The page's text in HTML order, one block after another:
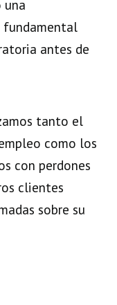
una
fundamental
antes de
tanto el
como los
con perdones
clientes
sobre su